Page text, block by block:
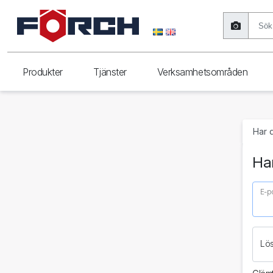
Produkter Tjänster Verksamhetsområden
Har
E-